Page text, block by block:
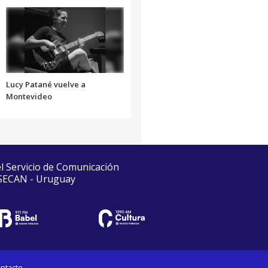
Lucy Patané vuelve a
Montevideo
de Comunicación
- Uruguay